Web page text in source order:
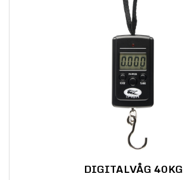
DIGITALVÅG 40KG